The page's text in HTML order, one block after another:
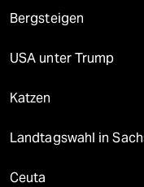
Bergsteigen
USA unter Trump
Katzen
Landtagswahl in
Ceuta